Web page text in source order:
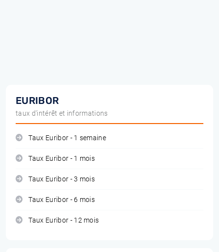
EURIBOR
taux d'intérêt et informations
Taux Euribor - 1 semaine
Taux Euribor - 1 mois
Taux Euribor - 3 mois
Taux Euribor - 6 mois
Taux Euribor - 12 mois